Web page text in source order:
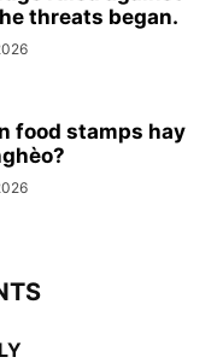
threats began.
food stamps hay